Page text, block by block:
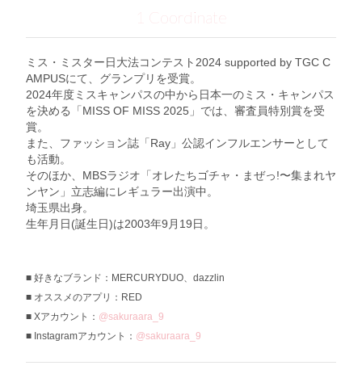
1 Coordinate
ミス・ミスター日大法コンテスト2024 supported by TGC C
AMPUSにて、グランプリを受賞。
2024年度ミスキャンパスの中から日本一のミス・キャンパス
を決める「MISS OF MISS 2025」では、審査員特別賞を受
賞。
また、ファッション誌「Ray」公認インフルエンサーとして
も活動。
そのほか、MBSラジオ「オレたちゴチャ・まぜっ!〜集まれヤ
ンヤン」立志編にレギュラー出演中。
埼玉県出身。
生年月日(誕生日)は2003年9月19日。
好きなブランド：MERCURYDUO、dazzlin
オススメのアプリ：RED
Xアカウント： @sakuraara_9
Instagramアカウント： @sakuraara_9